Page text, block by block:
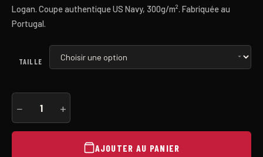
Logan. Coupe authentique US Navy, 300g/m². Fabriquée au
Portugal.
TAILLE
quantité
de− +
AJOUTER AU PANIER